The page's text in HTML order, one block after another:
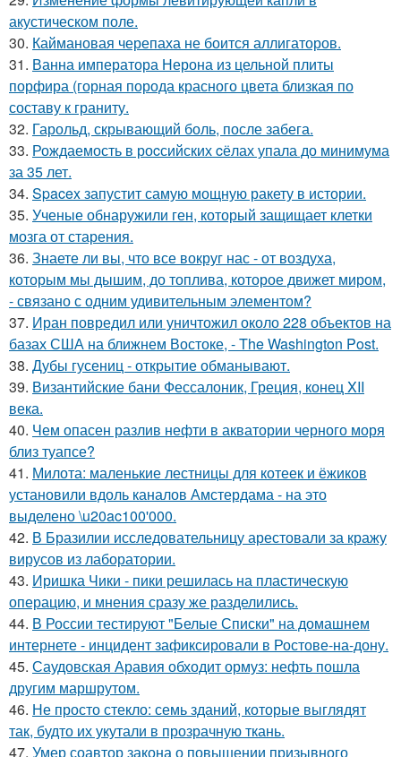
акустическом поле.
30. Каймановая черепаха не боится аллигаторов.
31. Ванна императора Нерона из цельной плиты
порфира (горная порода красного цвета близкая по
составу к граниту.
32. Гарольд, скрывающий боль, после забега.
33. Рождаемость в роcсийских cёлах упала до минимума
за 35 лет.
34. Spacex запустит самую мощную ракету в истории.
35. Ученые обнаружили ген, который защищает клетки
мозга от старения.
36. Знаете ли вы, что все вокруг нас - от воздуха,
которым мы дышим, до топлива, которое движет миром,
- связано с одним удивительным элементом?
37. Иран повредил или уничтожил около 228 объектов на
базах США на ближнем Востоке, - The Washington Post.
38. Дубы гусениц - открытие обманывают.
39. Византийские бани Фессалоник, Греция, конец XII
века.
40. Чем опасен разлив нефти в акватории черного моря
близ туапсе?
41. Милота: маленькие лестницы для котеек и ёжиков
установили вдоль каналов Амстердама - на это
выделено \u20ac100'000.
42. В Бразилии исследовательницу арестовали за кражу
вирусов из лаборатории.
43. Иришка Чики - пики решилась на пластическую
операцию, и мнения сразу же разделились.
44. В России тестируют "Белые Списки" на домашнем
интернете - инцидент зафиксировали в Ростове-на-дону.
45. Саудовская Аравия обходит ормуз: нефть пошла
другим маршрутом.
46. Не просто стекло: семь зданий, которые выглядят
так, будто их укутали в прозрачную ткань.
47. Умер соавтор закона о повышении призывного